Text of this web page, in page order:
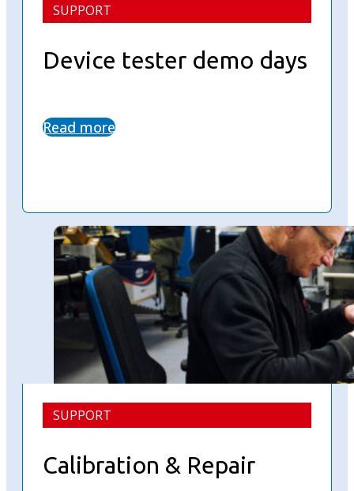
SUPPORT
Device tester demo days
Read more
SUPPORT
Calibration & Repair